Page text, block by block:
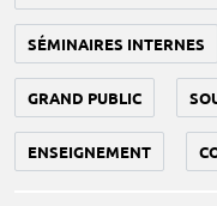
SÉMINAIRES INTERNES
GRAND PUBLIC
ENSEIGNEMENT